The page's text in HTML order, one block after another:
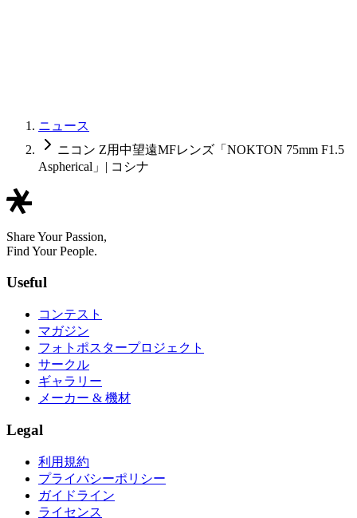
ニュース
ニコン Z用中望遠MFレンズ「NOKTON 75mm F1.5
Aspherical」| コシナ
Share Your Passion,
Find Your People.
Useful
コンテスト
マガジン
フォトポスタープロジェクト
サークル
ギャラリー
メーカー & 機材
Legal
利用規約
プライバシーポリシー
ガイドライン
ライセンス